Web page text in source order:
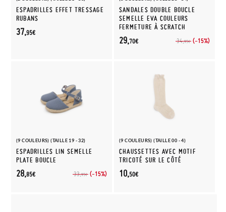
ESPADRILLES EFFET TRESSAGE
RUBANS
37,95€
SANDALES DOUBLE BOUCLE
SEMELLE EVA COULEURS
FERMETURE À SCRATCH
34,95€ (-15%)
29,70€
(9 COULEURS) (TAILLE 19 - 32)
ESPADRILLES LIN SEMELLE
PLATE BOUCLE
33,95€ (-15%)
28,85€
(9 COULEURS) (TAILLE 00 - 4)
CHAUSSETTES AVEC MOTIF
TRICOTÉ SUR LE CÔTÉ
10,50€